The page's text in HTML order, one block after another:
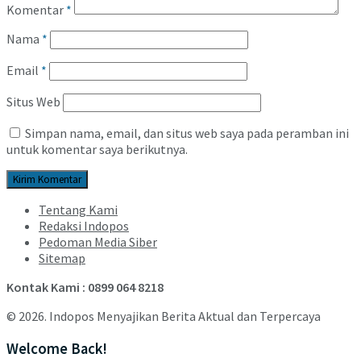
Komentar *
Nama *
Email *
Situs Web
Simpan nama, email, dan situs web saya pada peramban ini
untuk komentar saya berikutnya.
Tentang Kami
Redaksi Indopos
Pedoman Media Siber
Sitemap
Kontak Kami : 0899 064 8218
© 2026. Indopos Menyajikan Berita Aktual dan Terpercaya
Welcome Back!